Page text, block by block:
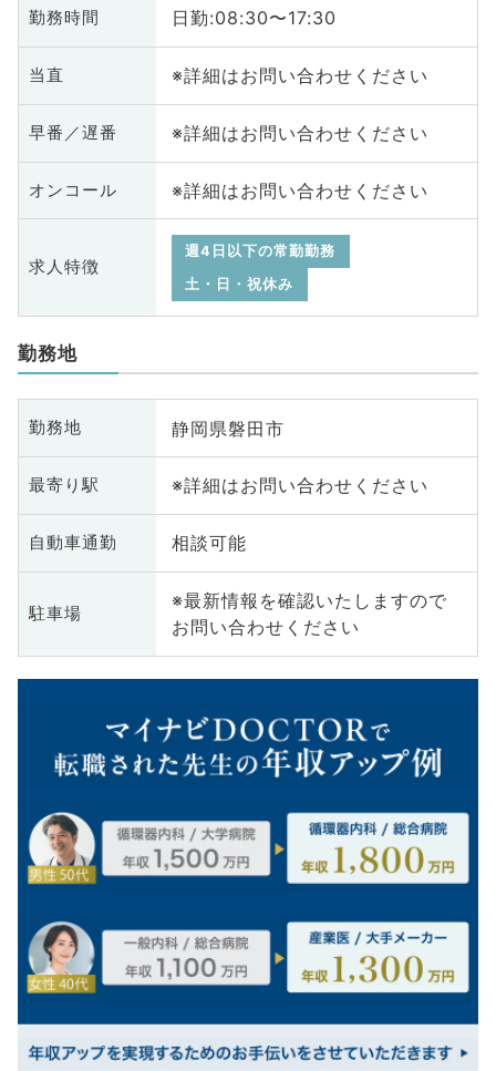
勤務時間 日勤:08:30〜17:30
当直 ※詳細はお問い合わせください
早番／遅番 ※詳細はお問い合わせください
オンコール ※詳細はお問い合わせください
求人特徴
週4日以下の常勤勤務
土・日・祝休み
勤務地
勤務地 静岡県磐田市
最寄り駅 ※詳細はお問い合わせください
自動車通勤 相談可能
駐車場
※最新情報を確認いたしますので
お問い合わせください